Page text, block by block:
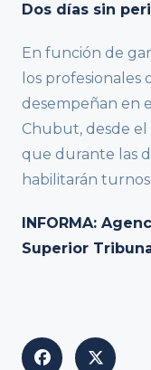
Dos días sin
En función de
los profesionales
desempeñan en
Chubut, desde el
que durante las
habilitarán
INFORMA:
Superior